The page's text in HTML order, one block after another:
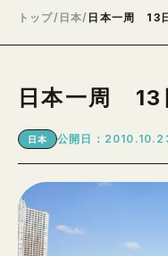
トップ/ 日本/ 日本一周 13
日本一周
日本 公開日：